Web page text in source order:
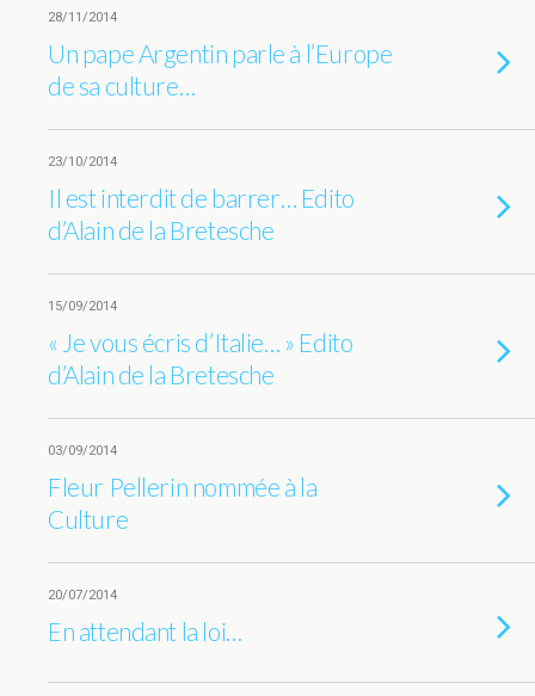
28/11/2014
Un pape Argentin parle à l’Europe
de sa culture…
23/10/2014
Il est interdit de barrer… Edito
d’Alain de la Bretesche
15/09/2014
« Je vous écris d’Italie… » Edito
d’Alain de la Bretesche
03/09/2014
Fleur Pellerin nommée à la
Culture
20/07/2014
En attendant la loi…